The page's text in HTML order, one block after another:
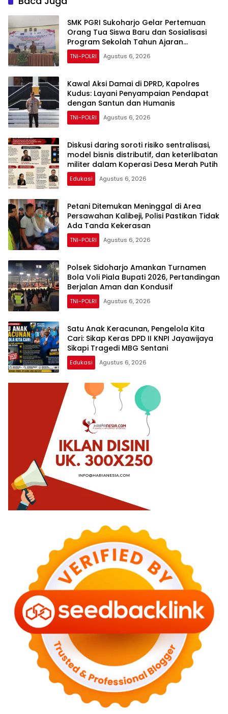
SMK PGRI Sukoharjo Gelar Pertemuan
Orang Tua Siswa Baru dan Sosialisasi
Program Sekolah Tahun Ajaran
2026/2027
TNI-POLRI Agustus 6, 2026
Kawal Aksi Damai di DPRD, Kapolres
Kudus: Layani Penyampaian Pendapat
dengan Santun dan Humanis
TNI-POLRI Agustus 6, 2026
Diskusi daring soroti risiko sentralisasi,
model bisnis distributif, dan keterlibatan
militer dalam Koperasi Desa Merah Putih
Edukasi Agustus 6, 2026
Petani Ditemukan Meninggal di Area
Persawahan Kalibeji, Polisi Pastikan Tidak
Ada Tanda Kekerasan
TNI-POLRI Agustus 6, 2026
Polsek Sidoharjo Amankan Turnamen
Bola Voli Piala Bupati 2026, Pertandingan
Berjalan Aman dan Kondusif
TNI-POLRI Agustus 6, 2026
Satu Anak Keracunan, Pengelola Kita
Cari: Sikap Keras DPD II KNPI Jayawijaya
Sikapi Tragedi MBG Sentani
Edukasi Agustus 6, 2026